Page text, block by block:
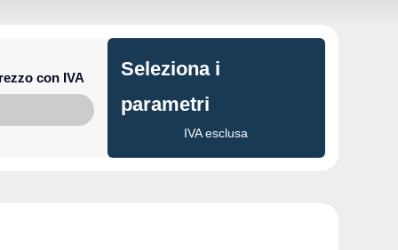
con IVA
Seleziona i
parametri
IVA esclusa